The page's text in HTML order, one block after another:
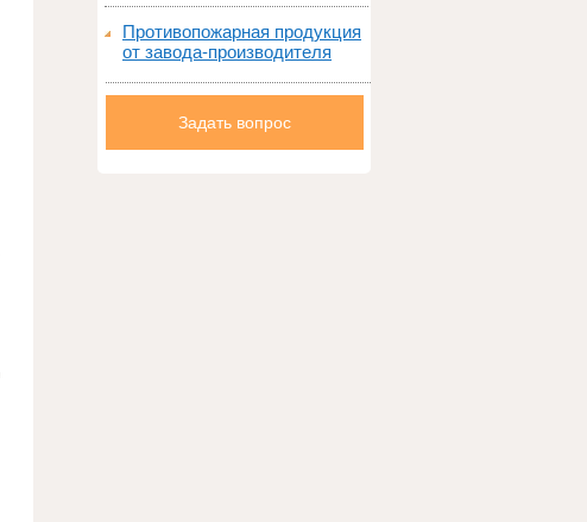
Противопожарная продукция
от завода-производителя
Задать вопрос